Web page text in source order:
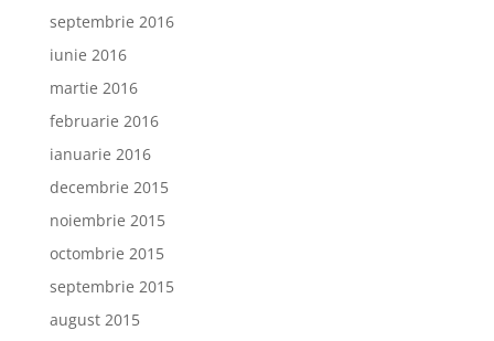
septembrie 2016
iunie 2016
martie 2016
februarie 2016
ianuarie 2016
decembrie 2015
noiembrie 2015
octombrie 2015
septembrie 2015
august 2015